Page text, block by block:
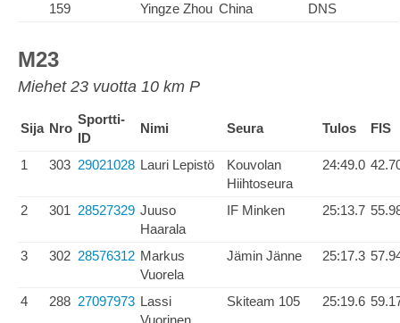
159 Yingze Zhou China DNS
M23
Miehet 23 vuotta 10 km P
Sija Nro
Sportti-
ID
Nimi Seura Tulos FIS
1 303 29021028 Lauri Lepistö
Kouvolan
Hiihtoseura
24:49.0
2 301 28527329 Juuso
Haarala
IF Minken 25:13.7
3 302 28576312 Markus
Vuorela
Jämin Jänne 25:17.3
4 288 27097973 Lassi
Vuorinen
Skiteam 105 25:19.6